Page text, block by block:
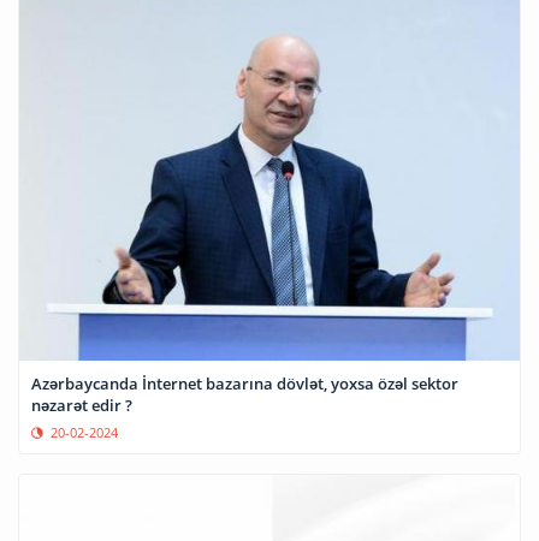
Azərbaycanda İnternet bazarına dövlət, yoxsa özəl sektor
nəzarət edir ?
20-02-2024